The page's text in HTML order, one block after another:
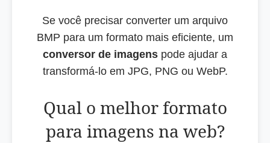
Se você precisar converter um arquivo
BMP para um formato mais eficiente, um
conversor de imagens pode ajudar a
transformá-lo em JPG, PNG ou WebP.
Qual o melhor formato
para imagens na web?